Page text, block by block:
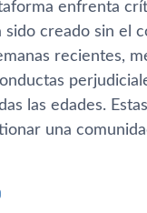
enfrenta
sido creado sin el
recientes,
las edades.
una